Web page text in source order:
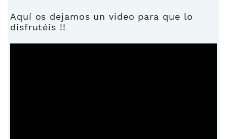
Aquí os dejamos un video para que lo
disfrutéis !!